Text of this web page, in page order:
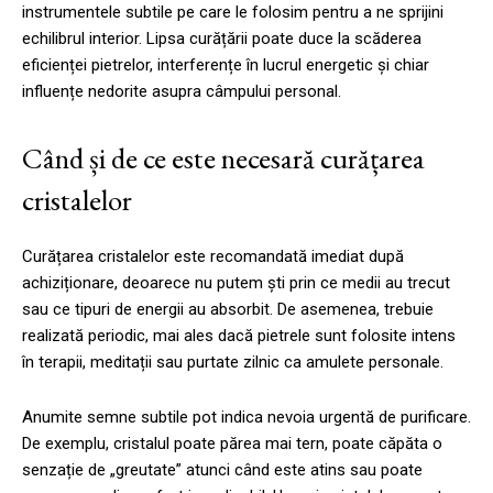
instrumentele subtile pe care le folosim pentru a ne sprijini
echilibrul interior. Lipsa curățării poate duce la scăderea
eficienței pietrelor, interferențe în lucrul energetic și chiar
influențe nedorite asupra câmpului personal.
Când și de ce este necesară curățarea
cristalelor
Curățarea cristalelor este recomandată imediat după
achiziționare, deoarece nu putem ști prin ce medii au trecut
sau ce tipuri de energii au absorbit. De asemenea, trebuie
realizată periodic, mai ales dacă pietrele sunt folosite intens
în terapii, meditații sau purtate zilnic ca amulete personale.
Anumite semne subtile pot indica nevoia urgentă de purificare.
De exemplu, cristalul poate părea mai tern, poate căpăta o
senzație de „greutate” atunci când este atins sau poate